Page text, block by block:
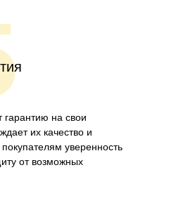
гарантию на свои
их качество и
уверенность
от возможных